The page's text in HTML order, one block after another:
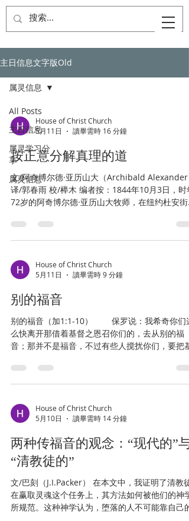
主日信息文字版Old
All Posts
主日信息
属灵学习分
享
属灵信息
属灵信息
House of Christ Church
5月11日
讀畢需時 16 分鐘
按正意分解真理的道
文/阿奇博尔德·亚历山大（Archibald Alexander
译/郭春雨 校/榉木 编者按：1844年10月3日，时年
72岁的阿奇博尔德·亚历山大牧师，在纽约杜安街
顿神学院的奠基之父，一生在神学教育上极力推崇
圣经权威、归正教义与敬虔生命的实践。在这篇讲
轻牧师们，发出谆谆劝勉：按正意分解真理的道，
乃是牧师不可推卸的重大责任。 这篇近两百年前的
师围绕如何按正意分解真理的道，给出了既古朴又
在当今教会中仍极易产生偏差的议题，他提供了宝
贵的洞见。此外，这篇讲道的另一美好之处在于，
亚历山大牧师用了较多篇幅探讨如何将真理的道应
用于信徒的生命，这与本期的另一篇文章《以经文
是，在讲道的末了，这位一生为主的道竭力争战的
“世上最尊贵、最重要的工作”。这不也正是我们的
对今日教会的
House of Christ Church
5月11日
讀畢需時 9 分鐘
别的福音
别的福音（加1:1-10） 保罗说：我希奇你们这
么快离开那借着基督之恩召你们的，去从别的福
音；那并不是福音，不过有些人搅扰你们，要把基
不是某个神学立场，而是离开那借着基督之恩召你
们的神！ 基督的福音似非而是（Paradox），
合人的想法，但实际上是用正确的话语传达错误的
道理，目的是讨人的喜欢（加1:10）：人爱听什
断地向哥林多、罗马和加拉太信徒宣讲福音，因为
信徒一生都要不断地对自己宣讲基督的福音，才能
靠着站立得住（林前15:1），远离别的福音。 基督
的福音（林前15:1-11） 弟兄们，我如今把先
所传给你们的福音告诉你们知道；这福音你们也领
受了，又靠着站立得住，并且你们若不是徒然相
House of Christ Church
5月10日
讀畢需時 14 分鐘
两种传福音的观念：“现代的”与
“清教徒的”
文/巴刻（J.I.Packer） 在本文中，我证明了清教徒
在赢取灵魂这个任务上，其方法如何被他们的神学
所规范。这种神学认为，堕落的人不可能靠自己的